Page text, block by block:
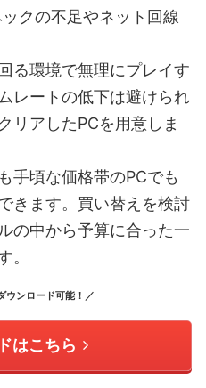
クの不足やネット回線
る環境で無理にプレイす
レートの低下は避けられ
リアしたPCを用意しま
手頃な価格帯のPCでも
きます。買い替えを検討
の中から予算に合った一
。
ウンロード可能！／
はこちら